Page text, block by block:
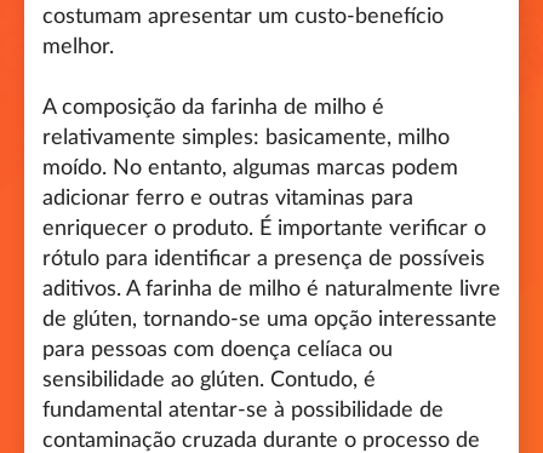
costumam apresentar um custo-benefício
melhor.
A composição da farinha de milho é
relativamente simples: basicamente, milho
moído. No entanto, algumas marcas podem
adicionar ferro e outras vitaminas para
enriquecer o produto. É importante verificar o
rótulo para identificar a presença de possíveis
aditivos. A farinha de milho é naturalmente livre
de glúten, tornando-se uma opção interessante
para pessoas com doença celíaca ou
sensibilidade ao glúten. Contudo, é
fundamental atentar-se à possibilidade de
contaminação cruzada durante o processo de